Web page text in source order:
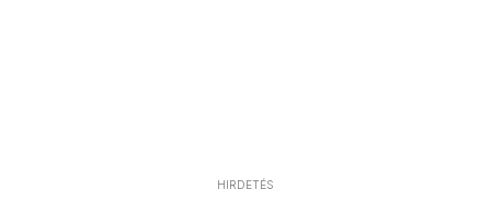
HIRDETÉS